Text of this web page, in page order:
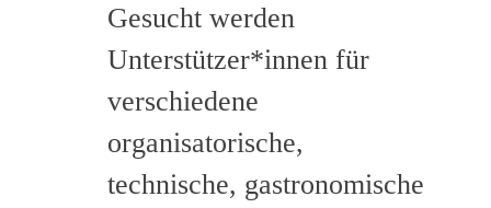
Gesucht werden
Unterstützer*innen für
verschiedene
organisatorische,
technische, gastronomische